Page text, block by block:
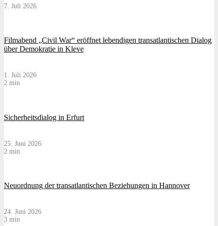
7. Juli 2026
Filmabend „Civil War“ eröffnet lebendigen transatlantischen Dialog
über Demokratie in Kleve
1. Juli 2026
2 min
Sicherheitsdialog in Erfurt
25. Juni 2026
2 min
Neuordnung der transatlantischen Beziehungen in Hannover
24. Juni 2026
3 min